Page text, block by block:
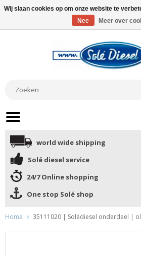
world wide shipping
Solé diesel service
24/7 Online shopping
One stop Solé shop
Home 35111020 | Solédiesel onderdeel |
Wij slaan cookies op om onze website te
Nee
Meer over